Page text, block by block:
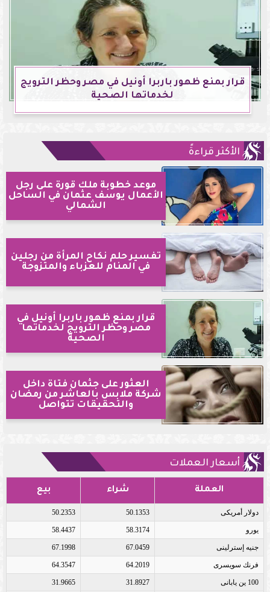
قرار بمنع ظهور باربرا أونيل في مصر وحظر الترويج
لخدماتها الصحية
الأكثر قراءةً
موعد خطوبة ملك قورة على رجل
الأعمال يوسف عثمان في الساحل
الشمالي
تفسير حلم نكاح المرأة من رجلين
في المنام للعزباء والمتزوجة
قرار بمنع ظهور باربرا أونيل في
مصر وحظر الترويج لخدماتها
الصحية
العثور على جثمان فتاة داخل
شركة ملابس بالعاشر من رمضان
والتحقيقات تتواصل
أسعار العملات
العملة شراء بيع
دولار أمريكى 50.1353
50.2353
يورو 58.3174
58.4437
جنيه إسترلينى 67.0459
67.1998
فرنك سويسرى 64.2019
64.3547
100 ين يابانى 31.8927
31.9665